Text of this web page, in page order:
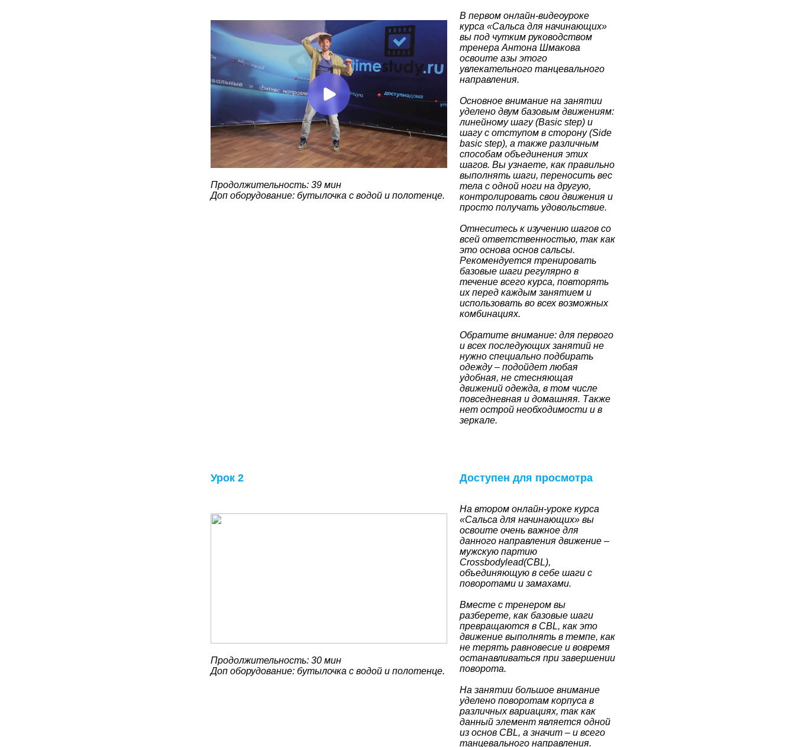
Продолжительность: 39 мин
Доп оборудование: бутылочка с водой и полотенце.
В первом онлайн-видеоуроке
курса «Сальса для начинающих»
вы под чутким руководством
тренера Антона Шмакова
освоите азы этого
увлекательного танцевального
направления.
Основное внимание на занятии
уделено двум базовым движениям:
линейному шагу (Basic step) и
шагу с отступом в сторону (Side
basic step), а также различным
способам объединения этих
шагов. Вы узнаете, как правильно
выполнять шаги, переносить вес
тела с одной ноги на другую,
контролировать свои движения и
просто получать удовольствие.
Отнеситесь к изучению шагов со
всей ответственностью, так как
это основа основ сальсы.
Рекомендуется тренировать
базовые шаги регулярно в
течение всего курса, повторять
их перед каждым занятием и
использовать во всех возможных
комбинациях.
Обратите внимание: для первого
и всех последующих занятий не
нужно специально подбирать
одежду – подойдет любая
удобная, не стесняющая
движений одежда, в том числе
повседневная и домашняя. Также
нет острой необходимости и в
зеркале.
Урок 2 Доступен для просмотра
Продолжительность: 30 мин
Доп оборудование: бутылочка с водой и полотенце.
На втором онлайн-уроке курса
«Сальса для начинающих» вы
освоите очень важное для
данного направления движение –
мужскую партию
Crossbodylead(CBL),
объединяющую в себе шаги с
поворотами и замахами.
Вместе с тренером вы
разберете, как базовые шаги
превращаются в CBL, как это
движение выполнять в темпе, как
не терять равновесие и вовремя
останавливаться при завершении
поворота.
На занятии большое внимание
уделено поворотам корпуса в
различных вариациях, так как
данный элемент является одной
из основ CBL, а значит – и всего
танцевального направления.